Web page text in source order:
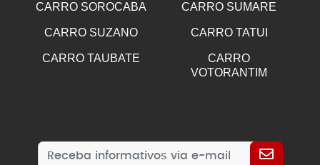
CARRO SOROCABA CARRO SUMARE
CARRO SUZANO CARRO TATUI
CARRO TAUBATE
CARRO
VOTORANTIM